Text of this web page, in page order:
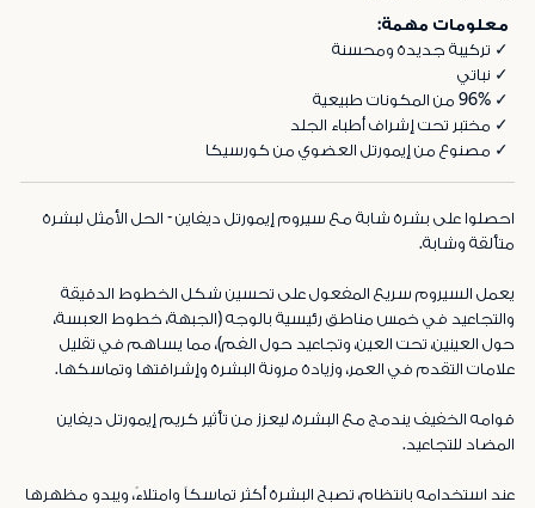
معلومات مهمة:
✓ تركيبة جديدة ومحسنة
✓ نباتي
✓ 96% من المكونات طبيعية
✓ مختبر تحت إشراف أطباء الجلد
✓ مصنوع من إيمورتل العضوي من كورسيكا
احصلوا على بشرة شابة مع سيروم إيمورتل ديفاين - الحل الأمثل لبشرة
متألقة وشابة.
يعمل السيروم سريع المفعول على تحسين شكل الخطوط الدقيقة
والتجاعيد في خمس مناطق رئيسية بالوجه (الجبهة، خطوط العبسة،
حول العينين، تحت العين، وتجاعيد حول الفم)، مما يساهم في تقليل
علامات التقدم في العمر، وزيادة مرونة البشرة وإشراقتها وتماسكها.
قوامه الخفيف يندمج مع البشرة، ليعزز من تأثير كريم إيمورتل ديفاين
المضاد للتجاعيد.
عند استخدامه بانتظام، تصبح البشرة أكثر تماسكاً وامتلاءً، ويبدو مظهرها